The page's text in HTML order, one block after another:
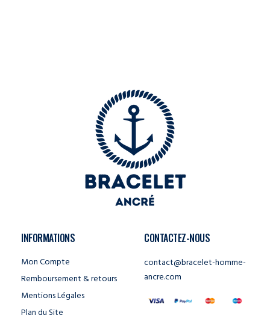
INFORMATIONS
Mon Compte
Remboursement & retours
Mentions Légales
Plan du Site
CONTACTEZ-NOUS
contact@bracelet-homme-
ancre.com